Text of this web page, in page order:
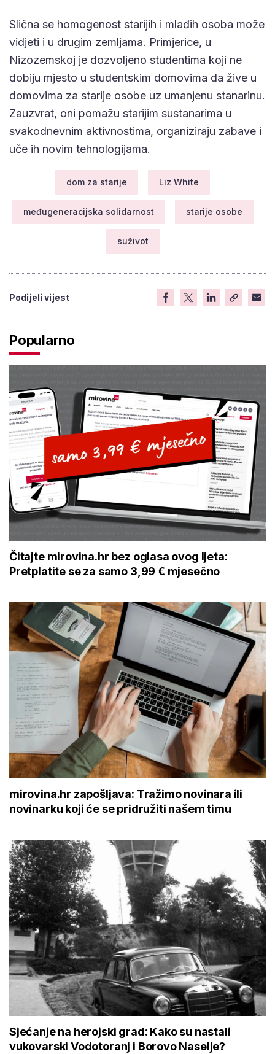
Slična se homogenost starijih i mlađih osoba može
vidjeti i u drugim zemljama. Primjerice, u
Nizozemskoj je dozvoljeno studentima koji ne
dobiju mjesto u studentskim domovima da žive u
domovima za starije osobe uz umanjenu stanarinu.
Zauzvrat, oni pomažu starijim sustanarima u
svakodnevnim aktivnostima, organiziraju zabave i
uče ih novim tehnologijama.
dom za starije Liz White
međugeneracijska solidarnost starije osobe
suživot
Podijeli vijest
Popularno
Čitajte mirovina.hr bez oglasa ovog ljeta:
Pretplatite se za samo 3,99 € mjesečno
mirovina.hr zapošljava: Tražimo novinara ili
novinarku koji će se pridružiti našem timu
Sjećanje na herojski grad: Kako su nastali
vukovarski Vodotoranj i Borovo Naselje?